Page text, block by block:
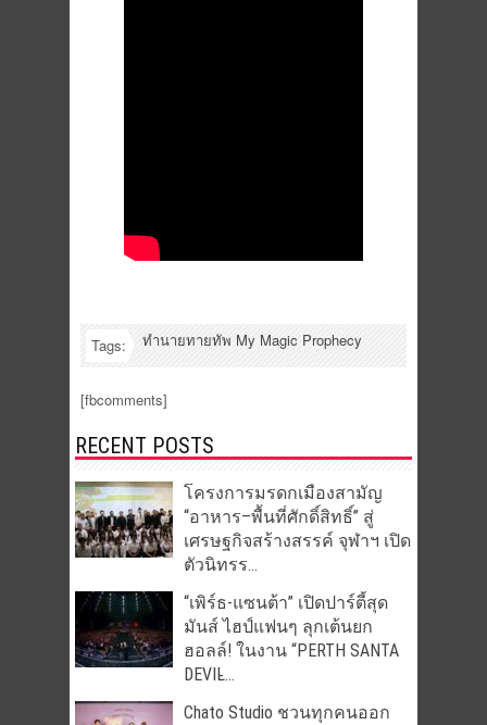
Tags: ทำนายทายทัพ My Magic Prophecy
[fbcomments]
RECENT POSTS
โครงการมรดกเมืองสามัญ
“อาหาร–พื้นที่ศักดิ์สิทธิ์” สู่
เศรษฐกิจสร้างสรรค์ จุฬาฯ เปิด
ตัวนิทรร...
“เพิร์ธ-แซนต้า” เปิดปาร์ตี้สุด
มันส์ ไฮป์แฟนๆ ลุกเต้นยก
ฮอลล์! ในงาน “PERTH SANTA
DEVIL̵...
Chato Studio ชวนทุกคนออก